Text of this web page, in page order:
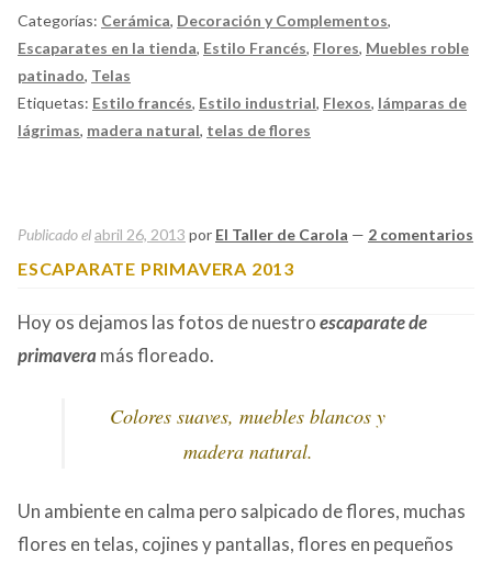
Categorías: Cerámica, Decoración y Complementos,
Escaparates en la tienda, Estilo Francés, Flores, Muebles roble
patinado, Telas
Etiquetas: Estilo francés, Estilo industrial, Flexos, lámparas de
lágrimas, madera natural, telas de flores
Publicado elabril 26, 2013 por El Taller de Carola — 2 comentarios
ESCAPARATE PRIMAVERA 2013
Hoy os dejamos las fotos de nuestroescaparate de
primavera más floreado.
Colores suaves, muebles blancos y
madera natural.
Un ambiente en calma pero salpicado de flores, muchas
flores en telas, cojines y pantallas, flores en pequeños